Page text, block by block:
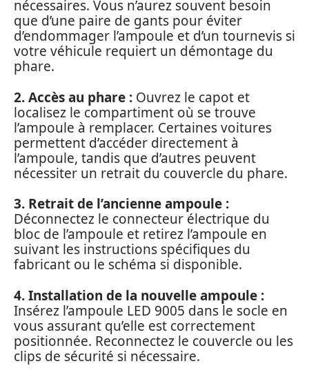
nécessaires. Vous n’aurez souvent besoin
que d’une paire de gants pour éviter
d’endommager l’ampoule et d’un tournevis si
votre véhicule requiert un démontage du
phare.
2. Accès au phare : Ouvrez le capot et
localisez le compartiment où se trouve
l’ampoule à remplacer. Certaines voitures
permettent d’accéder directement à
l’ampoule, tandis que d’autres peuvent
nécessiter un retrait du couvercle du phare.
3. Retrait de l’ancienne ampoule :
Déconnectez le connecteur électrique du
bloc de l’ampoule et retirez l’ampoule en
suivant les instructions spécifiques du
fabricant ou le schéma si disponible.
4. Installation de la nouvelle ampoule :
Insérez l’ampoule LED 9005 dans le socle en
vous assurant qu’elle est correctement
positionnée. Reconnectez le couvercle ou les
clips de sécurité si nécessaire.